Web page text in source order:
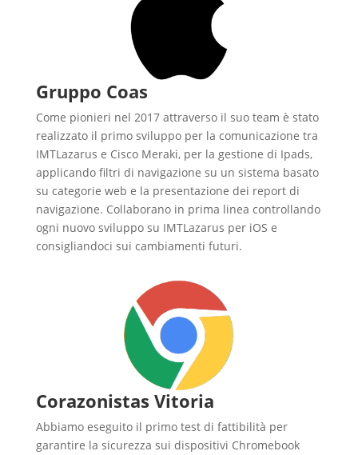
Gruppo Coas
Come pionieri nel 2017 attraverso il suo team è stato
realizzato il primo sviluppo per la comunicazione tra
IMTLazarus e Cisco Meraki, per la gestione di Ipads,
applicando filtri di navigazione su un sistema basato
su categorie web e la presentazione dei report di
navigazione. Collaborano in prima linea controllando
ogni nuovo sviluppo su IMTLazarus per iOS e
consigliandoci sui cambiamenti futuri.
Corazonistas Vitoria
Abbiamo eseguito il primo test di fattibilità per
garantire la sicurezza sui dispositivi Chromebook